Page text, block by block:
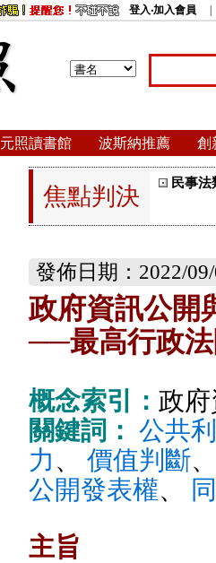
登入‧加入會員
元照讀書館 波斯納推薦 創
焦點判決 民事法
發佈日期：2022/
政府資訊公開
──最高行政法
概念索引： 政
關鍵詞： 公共
力 、 價值判斷
公開發表權、
主旨